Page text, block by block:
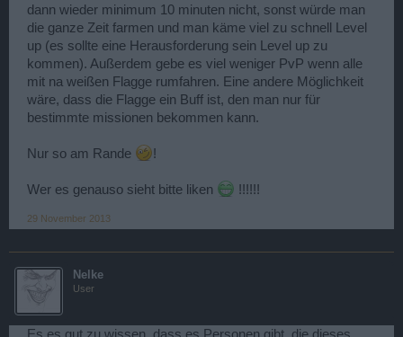
dann wieder minimum 10 minuten nicht, sonst würde man
die ganze Zeit farmen und man käme viel zu schnell Level
up (es sollte eine Herausforderung sein Level up zu
kommen). Außerdem gebe es viel weniger PvP wenn alle
mit na weißen Flagge rumfahren. Eine andere Möglichkeit
wäre, dass die Flagge ein Buff ist, den man nur für
bestimmte missionen bekommen kann.
Nur so am Rande !
Wer es genauso sieht bitte liken !!!!!!
29 November 2013
Nelke
User